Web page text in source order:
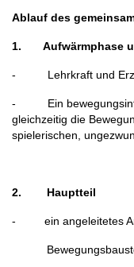
Ablauf des
1. Aufwärmphase
- Lehrkraft und
- Ein
gleichzeitig die
spielerischen,
2. Hauptteil
- ein angeleitetes